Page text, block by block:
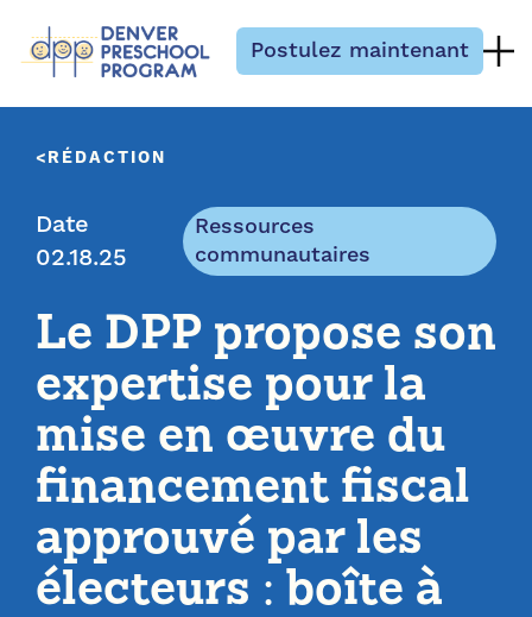
Postulez maintenant
RÉDACTION
Date
02.18.25
Ressources
communautaires
Le DPP propose son
expertise pour la
mise en œuvre du
financement fiscal
approuvé par les
électeurs : boîte à